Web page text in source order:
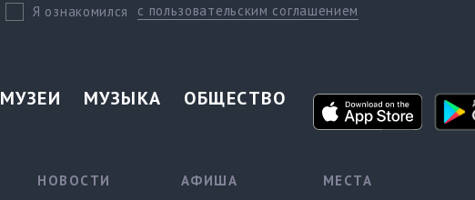
Я ознакомился с пользовательским соглашением
МУЗЕИ МУЗЫКА ОБЩЕСТВО
НОВОСТИ
АФИША
МЕСТА